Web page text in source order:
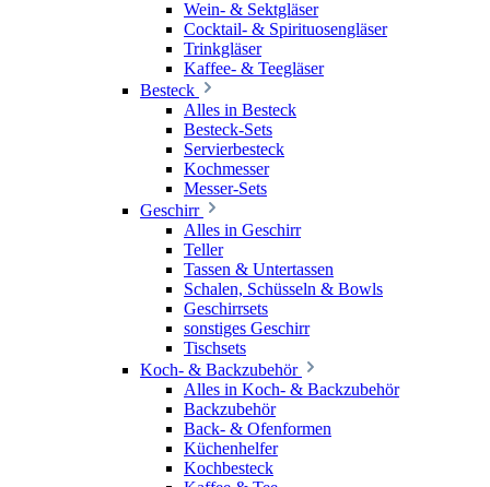
Wein- & Sektgläser
Cocktail- & Spirituosengläser
Trinkgläser
Kaffee- & Teegläser
Besteck
Alles in Besteck
Besteck-Sets
Servierbesteck
Kochmesser
Messer-Sets
Geschirr
Alles in Geschirr
Teller
Tassen & Untertassen
Schalen, Schüsseln & Bowls
Geschirrsets
sonstiges Geschirr
Tischsets
Koch- & Backzubehör
Alles in Koch- & Backzubehör
Backzubehör
Back- & Ofenformen
Küchenhelfer
Kochbesteck